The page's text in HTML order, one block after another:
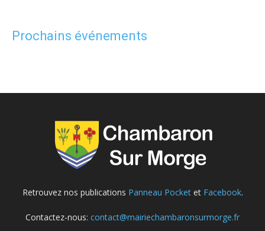
Prochains événements
Retrouvez nos publications Panneau Pocketet Facebook.
Contactez-nous: contact@mairiechambaronsurmorge.fr